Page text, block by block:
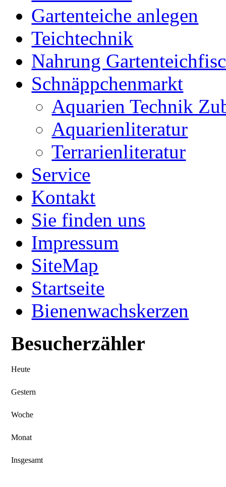
Gartenteiche anlegen
Teichtechnik
Nahrung
Schnäppchenmarkt
Aquarien Technik
Aquarienliteratur
Terrarienliteratur
Service
Kontakt
Sie finden uns
Impressum
SiteMap
Startseite
Bienenwachskerzen
Besucherzähler
Heute
Gestern
Woche
Monat
Insgesamt